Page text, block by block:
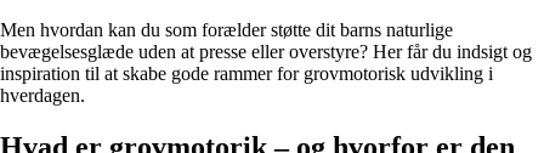
Men hvordan kan du som forælder støtte dit barns naturlige
bevægelsesglæde uden at presse eller overstyre? Her får du indsigt og
inspiration til at skabe gode rammer for grovmotorisk udvikling i
hverdagen.
Hvad er grovmotorik – og hvorfor er den